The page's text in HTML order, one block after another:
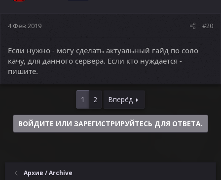
4 Фев 2019 #20
Если нужно - могу сделать актуальный гайд по соло
качу, для данного сервера. Если кто нуждается -
пишите.
1 2 Вперёд
ВОЙДИТЕ ИЛИ ЗАРЕГИСТРИРУЙТЕСЬ ДЛЯ ОТВЕТА.
Архив / Archive